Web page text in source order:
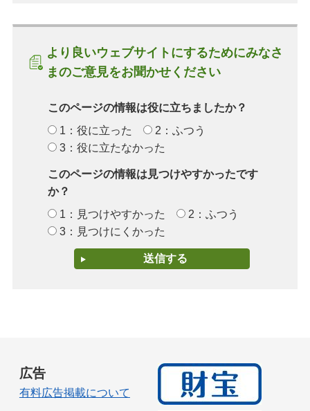
より良いウェブサイトにするためにみなさ
まのご意見をお聞かせください
このページの情報は役に立ちましたか？
1：役に立った
2：ふつう
3：役に立たなかった
このページの情報は見つけやすかったです
か？
1：見つけやすかった
2：ふつう
3：見つけにくかった
広告
有料広告掲載について